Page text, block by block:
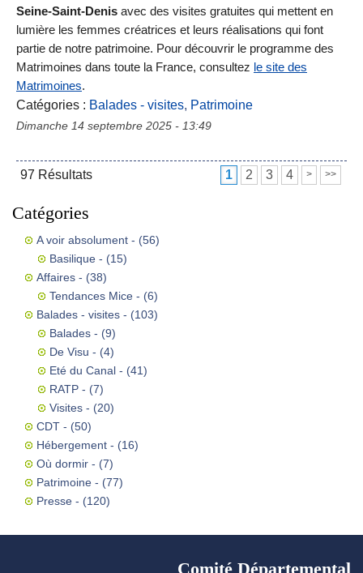
Seine-Saint-Denis avec des visites gratuites qui mettent en
lumière les femmes créatrices et leurs réalisations qui font
partie de notre patrimoine. Pour découvrir le programme des
Matrimoines dans toute la France, consultez le site des
Matrimoines.
Catégories : Balades - visites, Patrimoine
Dimanche 14 septembre 2025 - 13:49
1 2 3 4 > >>
97 Résultats
Catégories
A voir absolument - (56)
Basilique - (15)
Affaires - (38)
Tendances Mice - (6)
Balades - visites - (103)
Balades - (9)
De Visu - (4)
Eté du Canal - (41)
RATP - (7)
Visites - (20)
CDT - (50)
Hébergement - (16)
Où dormir - (7)
Patrimoine - (77)
Presse - (120)
Comité Départemental